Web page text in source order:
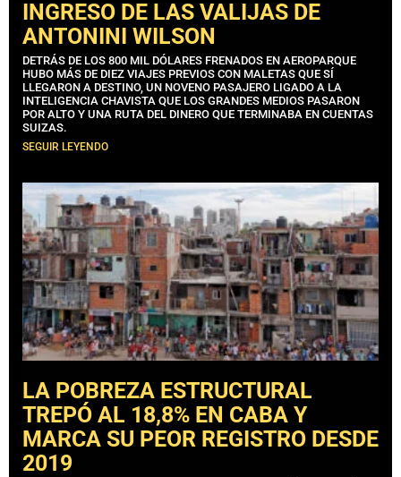
INGRESO DE LAS VALIJAS DE
ANTONINI WILSON
DETRÁS DE LOS 800 MIL DÓLARES FRENADOS EN AEROPARQUE
HUBO MÁS DE DIEZ VIAJES PREVIOS CON MALETAS QUE SÍ
LLEGARON A DESTINO, UN NOVENO PASAJERO LIGADO A LA
INTELIGENCIA CHAVISTA QUE LOS GRANDES MEDIOS PASARON
POR ALTO Y UNA RUTA DEL DINERO QUE TERMINABA EN CUENTAS
SUIZAS.
SEGUIR LEYENDO
LA POBREZA ESTRUCTURAL
TREPÓ AL 18,8% EN CABA Y
MARCA SU PEOR REGISTRO DESDE
2019